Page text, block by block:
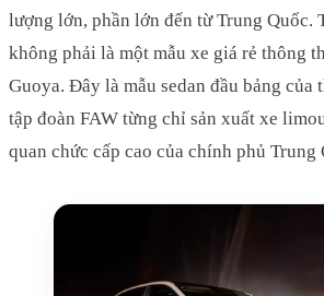
lượng lớn, phần lớn đến từ Trung Quốc.
không phải là một mẫu xe giá rẻ thông
Guoya. Đây là mẫu sedan đầu bảng của
tập đoàn FAW từng chỉ sản xuất xe
quan chức cấp cao của chính phủ Trung